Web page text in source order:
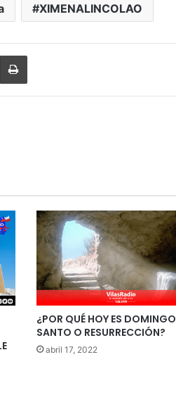
XIMENALINCOLAO
vía email Imprimir
¿POR QUÉ HOY ES DOMINGO
SANTO O RESURRECCIÓN?
abril 17, 2022